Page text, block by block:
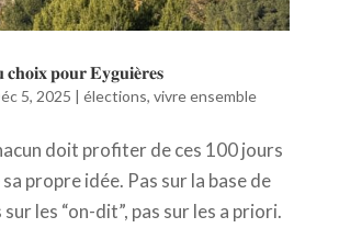
𝐩𝐨𝐮𝐫 𝐄𝐲𝐠𝐮𝐢𝐞̀𝐫𝐞𝐬
5, 2025 | élections, vivre ensemble
doit profiter de ces 100 jours
propre idée. Pas sur la base de
les “on-dit”, pas sur les a priori.